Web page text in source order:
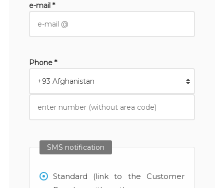
e-mail *
Phone *
SMS notification
Standard (link to the Customer